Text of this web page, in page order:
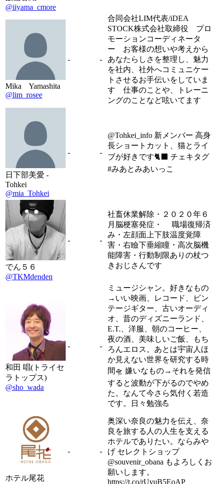
@iiyama_cmore
Mika Yamashita
@lim_rosee
- -
合同会社LIM代表/iDEA
STOCK株式会社取締役 プロ
モーションコーディネータ
ー お客様の想いや考えから
あなたらしさを整理し、魅力
を社内、社外へコミュニケー
トさせるお手伝いをしていま
す 仕事のことや、トレーニ
ングのことなど呟いてます
日下部美愛 -
Tohkei
@mia_Tohkei
- -
@Tohkei_info 新メンバー 高身
長ショートカット、猫とライ
ブが好きです🐈‍⬛ チェキタグ
#みあとみあいっこ
でん５６
@TKMdenden
- -
社畜休業解除・２０２０年６
月脳梗塞発症・ 職場復帰済
み・左顔面上下肢温度覚障
害・右瞼下垂縮瞳・高次脳機
能障害・行動制限ありの杖つ
きおじさんです
和田 唱(トライセ
ラトップス)
@sho_wada
- -
ミュージシャン。好きなもの
→いい映画、レコード、ビン
テージギター、古いオーディ
オ、昔のディズニーランド、
E.T.、洋服、朝のコーヒー、
夜の酒、美味しいご飯、もち
ろんエロス。あとは宇宙人ほ
か見えない世界を研究する時
間🛸 嫌いなもの→それを発信
すると波動が下がるのでやめ
た。なんて今さら気付く若造
です。日々勉強💪
ホテル尾花
- -
奥深い奈良の魅力を伝え、奈
良を旅する人の人生を支える
ホテルでありたい。ならみや
げ セレクトショップ
@souvenir_obana もよろしくお
願いします。
https://t.co/rUyuB5EoAP